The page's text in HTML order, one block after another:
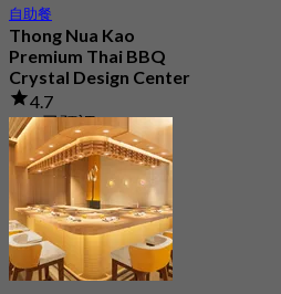
自助餐
Thong Nua Kao
Premium Thai BBQ
Crystal Design Center
4.7
544 已預訂
起 ฿ 529